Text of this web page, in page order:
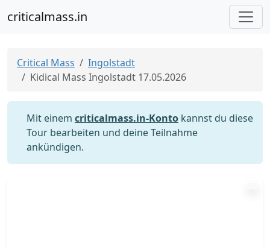
criticalmass.in
Critical Mass
Ingolstadt
Kidical Mass Ingolstadt 17.05.2026
Mit einem criticalmass.in-Konto kannst du diese
Tour bearbeiten und deine Teilnahme
ankündigen.